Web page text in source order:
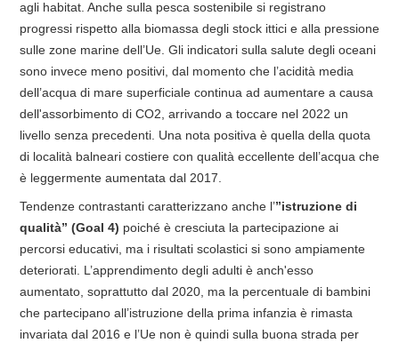
agli habitat. Anche sulla pesca sostenibile si registrano
progressi rispetto alla biomassa degli stock ittici e alla pressione
sulle zone marine dell’Ue. Gli indicatori sulla salute degli oceani
sono invece meno positivi, dal momento che l’acidità media
dell’acqua di mare superficiale continua ad aumentare a causa
dell'assorbimento di CO2, arrivando a toccare nel 2022 un
livello senza precedenti. Una nota positiva è quella della quota
di località balneari costiere con qualità eccellente dell’acqua che
è leggermente aumentata dal 2017.
Tendenze contrastanti caratterizzano anche l’”istruzione di
qualità” (Goal 4) poiché è cresciuta la partecipazione ai
percorsi educativi, ma i risultati scolastici si sono ampiamente
deteriorati. L’apprendimento degli adulti è anch'esso
aumentato, soprattutto dal 2020, ma la percentuale di bambini
che partecipano all’istruzione della prima infanzia è rimasta
invariata dal 2016 e l’Ue non è quindi sulla buona strada per